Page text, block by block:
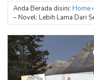
Anda Berada disini: Home›
– Novel: Lebih Lama Dari